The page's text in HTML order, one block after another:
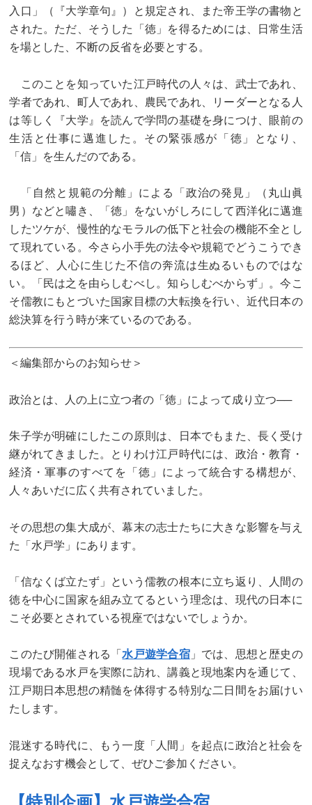
入口」（『大学章句』）と規定され、また帝王学の書物と
された。ただ、そうした「徳」を得るためには、日常生活
を場とした、不断の反省を必要とする。
このことを知っていた江戸時代の人々は、武士であれ、
学者であれ、町人であれ、農民であれ、リーダーとなる人
は等しく『大学』を読んで学問の基礎を身につけ、眼前の
生活と仕事に邁進した。その緊張感が「徳」となり、
「信」を生んだのである。
「自然と規範の分離」による「政治の発見」（丸山眞
男）などと嘯き、「徳」をないがしろにして西洋化に邁進
したツケが、慢性的なモラルの低下と社会の機能不全とし
て現れている。今さら小手先の法令や規範でどうこうでき
るほど、人心に生じた不信の奔流は生ぬるいものではな
い。「民は之を由らしむべし。知らしむべからず」。今こ
そ儒教にもとづいた国家目標の大転換を行い、近代日本の
総決算を行う時が来ているのである。
＜編集部からのお知らせ＞
政治とは、人の上に立つ者の「徳」によって成り立つ──
朱子学が明確にしたこの原則は、日本でもまた、長く受け
継がれてきました。とりわけ江戸時代には、政治・教育・
経済・軍事のすべてを「徳」によって統合する構想が、
人々あいだに広く共有されていました。
その思想の集大成が、幕末の志士たちに大きな影響を与え
た「水戸学」にあります。
「信なくば立たず」という儒教の根本に立ち返り、人間の
徳を中心に国家を組み立てるという理念は、現代の日本に
こそ必要とされている視座ではないでしょうか。
このたび開催される「 水戸遊学合宿」では、思想と歴史の
現場である水戸を実際に訪れ、講義と現地案内を通じて、
江戸期日本思想の精髄を体得する特別な二日間をお届けい
たします。
混迷する時代に、もう一度「人間」を起点に政治と社会を
捉えなおす機会として、ぜひご参加ください。